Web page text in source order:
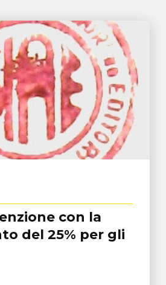
con la
del 25% per gli